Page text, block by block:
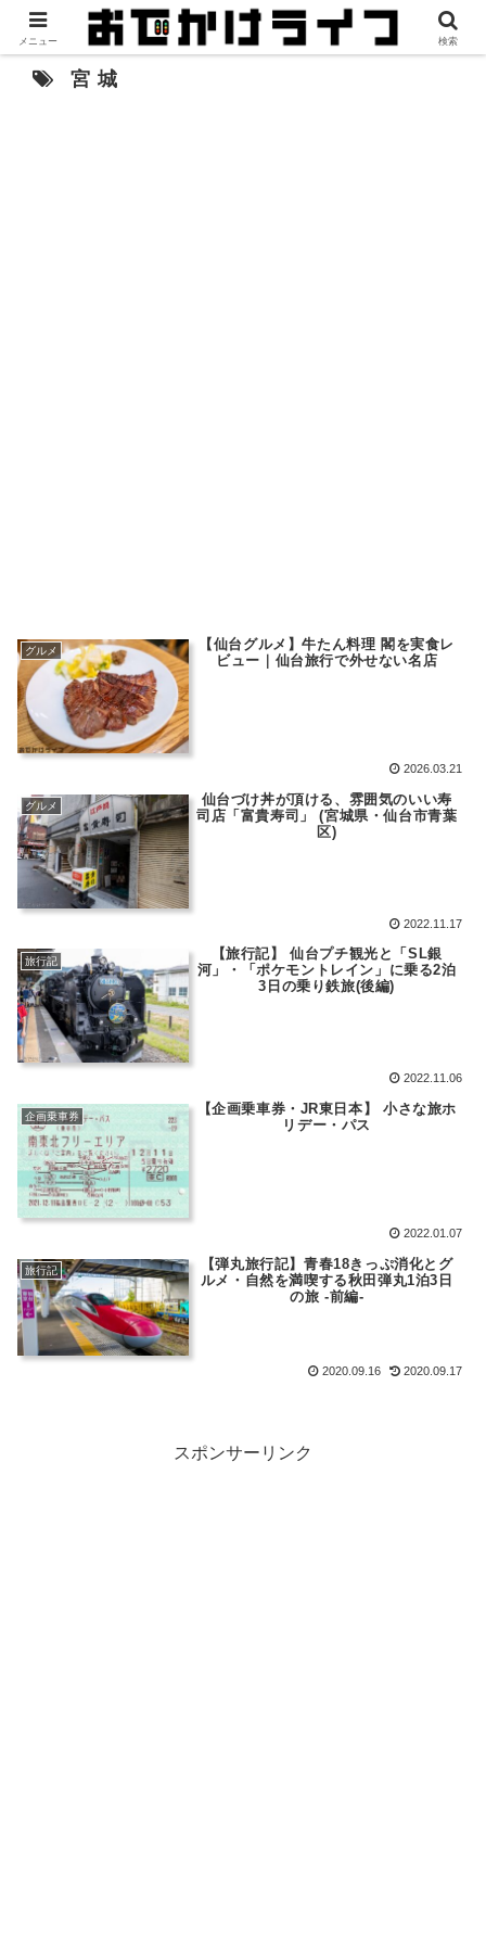
宮城
グルメ
【仙台グルメ】牛たん料理 閣を実食レ
ビュー｜仙台旅行で外せない名店
2026.03.21
グルメ
仙台づけ丼が頂ける、雰囲気のいい寿
司店「富貴寿司」 (宮城県・仙台市青葉
区)
2022.11.17
旅行記
【旅行記】 仙台プチ観光と「SL銀
河」・「ポケモントレイン」に乗る2泊
3日の乗り鉄旅(後編)
2022.11.06
企画乗車券
【企画乗車券・JR東日本】 小さな旅ホ
リデー・パス
2022.01.07
旅行記
【弾丸旅行記】青春18きっぷ消化とグ
ルメ・自然を満喫する秋田弾丸1泊3日
の旅 -前編-
2020.09.16 2020.09.17
スポンサーリンク
メニュー 検索